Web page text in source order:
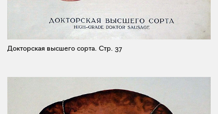
Докторская высшего сорта. Стр. 37